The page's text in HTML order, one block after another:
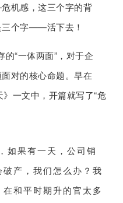
机感，这三个字的背
三个字——活下去！
的“一体两面”，对于企
对的核心命题。早在
一文中，开篇就写了“危
如果有一天，公司销
产，我们怎么办？我
和平时期升的官太多